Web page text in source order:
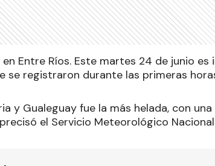
Entre Ríos. Este martes 24 de junio es
se registraron durante las primeras
y Gualeguay fue la más helada, con
el Servicio Meteorológico